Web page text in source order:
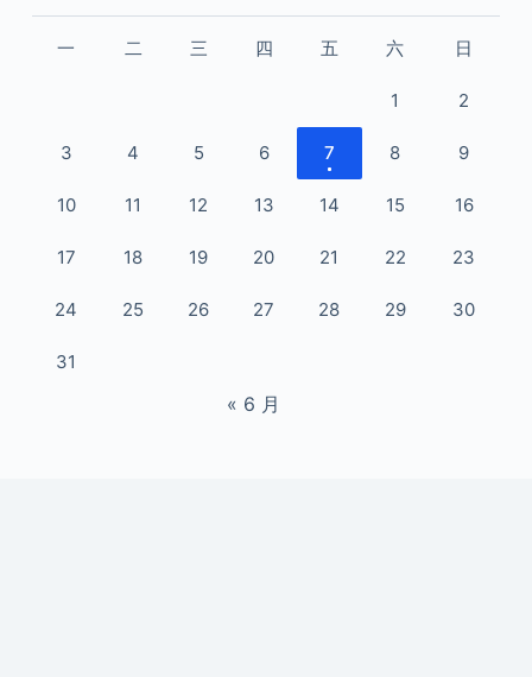
一 二 三 四 五 六 日
1 2
3 4 5 6 7 8 9
10 11 12 13 14 15 16
17 18 19 20 21 22 23
24 25 26 27 28 29 30
31
« 6 月